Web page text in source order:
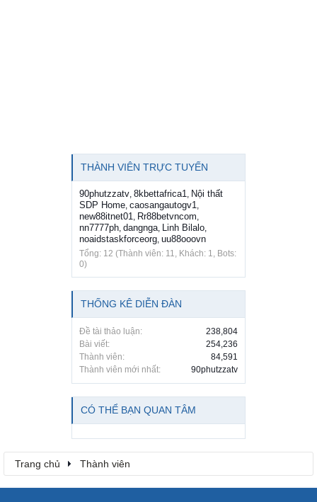
THÀNH VIÊN TRỰC TUYẾN
90phutzzatv, 8kbettafrica1, Nội thất
SDP Home, caosangautogv1,
new88itnet01, Rr88betvncom,
nn7777ph, dangnga, Linh Bilalo,
noaidstaskforceorg, uu88ooovn
Tổng: 12 (Thành viên: 11, Khách: 1, Bots:
0)
THỐNG KÊ DIỄN ĐÀN
Đề tài thảo luận:
238,804
Bài viết:
254,236
Thành viên:
84,591
Thành viên mới nhất:
90phutzzatv
CÓ THỂ BẠN QUAN TÂM
Trang chủ Thành viên